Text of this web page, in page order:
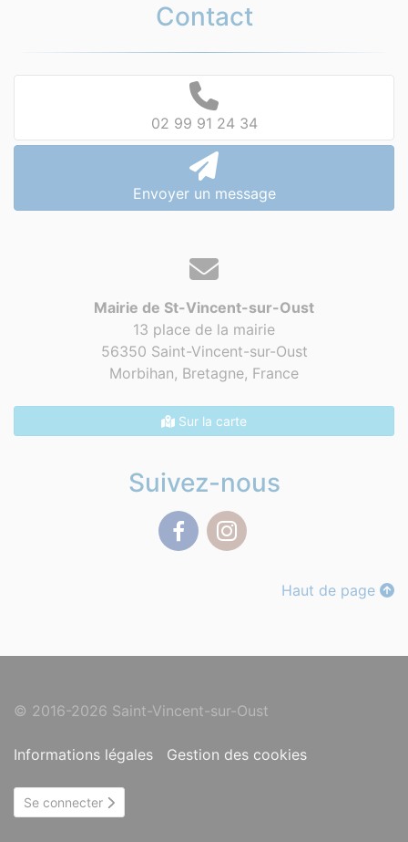
Contact
02 99 91 24 34
Envoyer un message
Mairie de St-Vincent-sur-Oust
13 place de la mairie
56350 Saint-Vincent-sur-Oust
Morbihan, Bretagne, France
Sur la carte
Suivez-nous
Haut de page
© 2016-2026 Saint-Vincent-sur-Oust
Informations légales Gestion des cookies
Se connecter